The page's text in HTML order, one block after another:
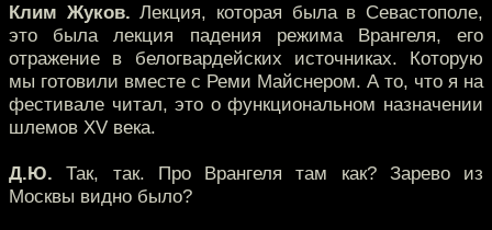
Клим Жуков. Лекция, которая была в Севастополе,
это была лекция падения режима Врангеля, его
отражение в белогвардейских источниках. Которую
мы готовили вместе с Реми Майснером. А то, что я на
фестивале читал, это о функциональном назначении
шлемов XV века.
Д.Ю. Так, так. Про Врангеля там как? Зарево из
Москвы видно было?